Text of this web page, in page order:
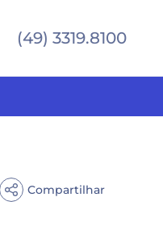
(49) 3319.8100
Compartilhar